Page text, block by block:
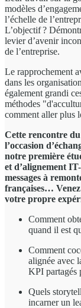
modèles
l’échelle de
L’objectif ?
levier d’avenir
de l’entreprise.
Le rapprochement
dans les
également grandi
méthodes
comment aller plus
Cette rencontre
l’occasion
notre première
et d’alignement
messages à
françaises…
votre propre
Comment
quand il est
Comment
alignée avec
KPI partagés
Quels
incarner un